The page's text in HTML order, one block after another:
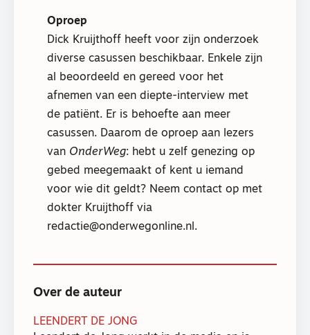
Oproep
Dick Kruijthoff heeft voor zijn onderzoek
diverse casussen beschikbaar. Enkele zijn
al beoordeeld en gereed voor het
afnemen van een diepte-interview met
de patiënt. Er is behoefte aan meer
casussen. Daarom de oproep aan lezers
van OnderWeg: hebt u zelf genezing op
gebed meegemaakt of kent u iemand
voor wie dit geldt? Neem contact op met
dokter Kruijthoff via
redactie@onderwegonline.nl.
Over de auteur
LEENDERT DE JONG